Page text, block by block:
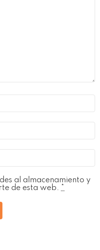
al almacenamiento y
de esta web.